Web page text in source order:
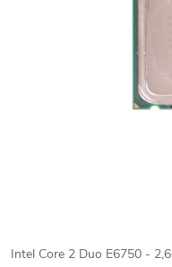
Intel Core 2 Duo E6750 -